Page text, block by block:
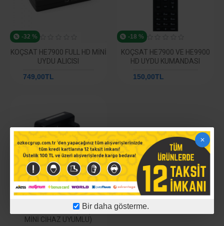
Bir daha gösterme.
-32 %
KOÇSAT HE7900 FULL HD MINI
UYDU ALICISI
749,00TL
-18 %
KOÇSAT HE7900 VE HE9900
HD UYDU KUMANDASI
150,00TL
-38 %
KOÇSAT 12 VOLT 1.5 AMPER
PRIZ TIP ADAPTÖR (KOÇSAT
MINI CIHAZ UYUMLU)